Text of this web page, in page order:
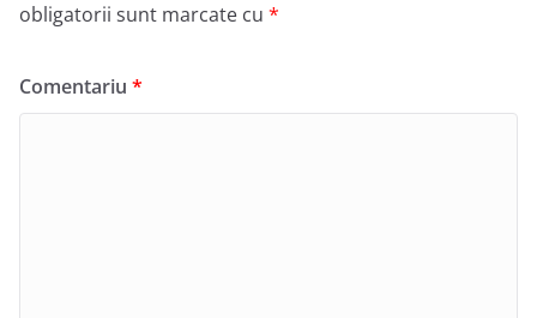
obligatorii sunt marcate cu *
Comentariu *